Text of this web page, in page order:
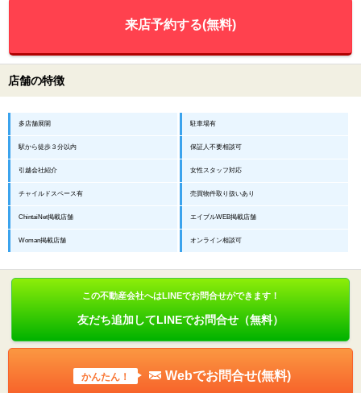
来店予約する(無料)
店舗の特徴
多店舗展開 駐車場有
駅から徒歩３分以内 保証人不要相談可
引越会社紹介 女性スタッフ対応
チャイルドスペース有 売買物件取り扱いあり
ChintaiNet掲載店舗 エイブルWEB掲載店舗
Woman掲載店舗 オンライン相談可
この不動産会社へはLINEでお問合せができます！
友だち追加してLINEでお問合せ（無料）
かんたん！ Webでお問合せ(無料)